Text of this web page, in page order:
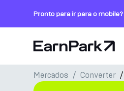
Pronto para ir para o mobile?
Página Inicial
Produtos
Mercados Converter